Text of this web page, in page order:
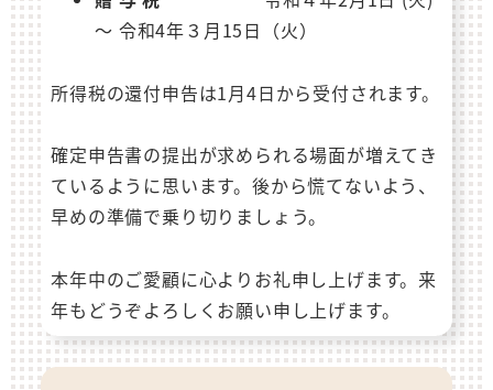
～ 令和4年３月15日（火）
所得税の還付申告は1月4日から受付されます。
確定申告書の提出が求められる場面が増えてき
ているように思います。後から慌てないよう、
早めの準備で乗り切りましょう。
本年中のご愛顧に心よりお礼申し上げます。来
年もどうぞよろしくお願い申し上げます。